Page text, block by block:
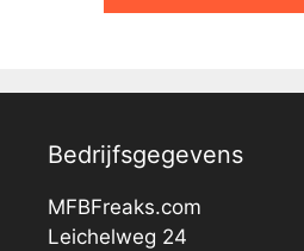
Bedrijfsgegevens
MFBFreaks.com
Leichelweg 24